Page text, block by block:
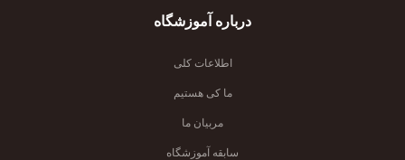
درباره آموزشگاه
اطلاعات کلی
ما کی هستیم
مربیان ما
سابقه آموزشگاه